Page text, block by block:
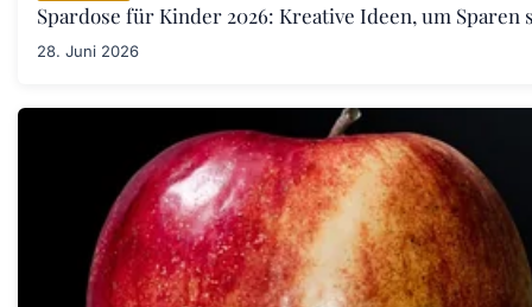
Spardose für Kinder 2026: Kreative Ideen, um
28. Juni 2026